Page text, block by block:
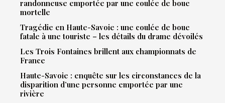
randonneuse emportée par une coulée de boue
mortelle
Tragédie en Haute-Savoie : une coulée de boue
fatale à une touriste – les détails du drame dévoilés
Les Trois Fontaines brillent aux championnats de
France
Haute-Savoie : enquête sur les circonstances de la
disparition d’une personne emportée par une
rivière